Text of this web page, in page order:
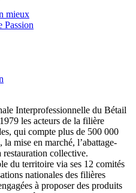
mieux
Passion
Interprofessionnelle du Bétail
les acteurs de la filière
qui compte plus de 500 000
mise en marché, l’abattage-
collective.
du territoire via ses 12 comités
nationales des filières
à proposer des produits